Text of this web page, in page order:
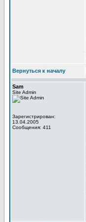
Вернуться к началу
Sam
Site Admin
Зарегистрирован:
13.04.2005
Сообщения: 411